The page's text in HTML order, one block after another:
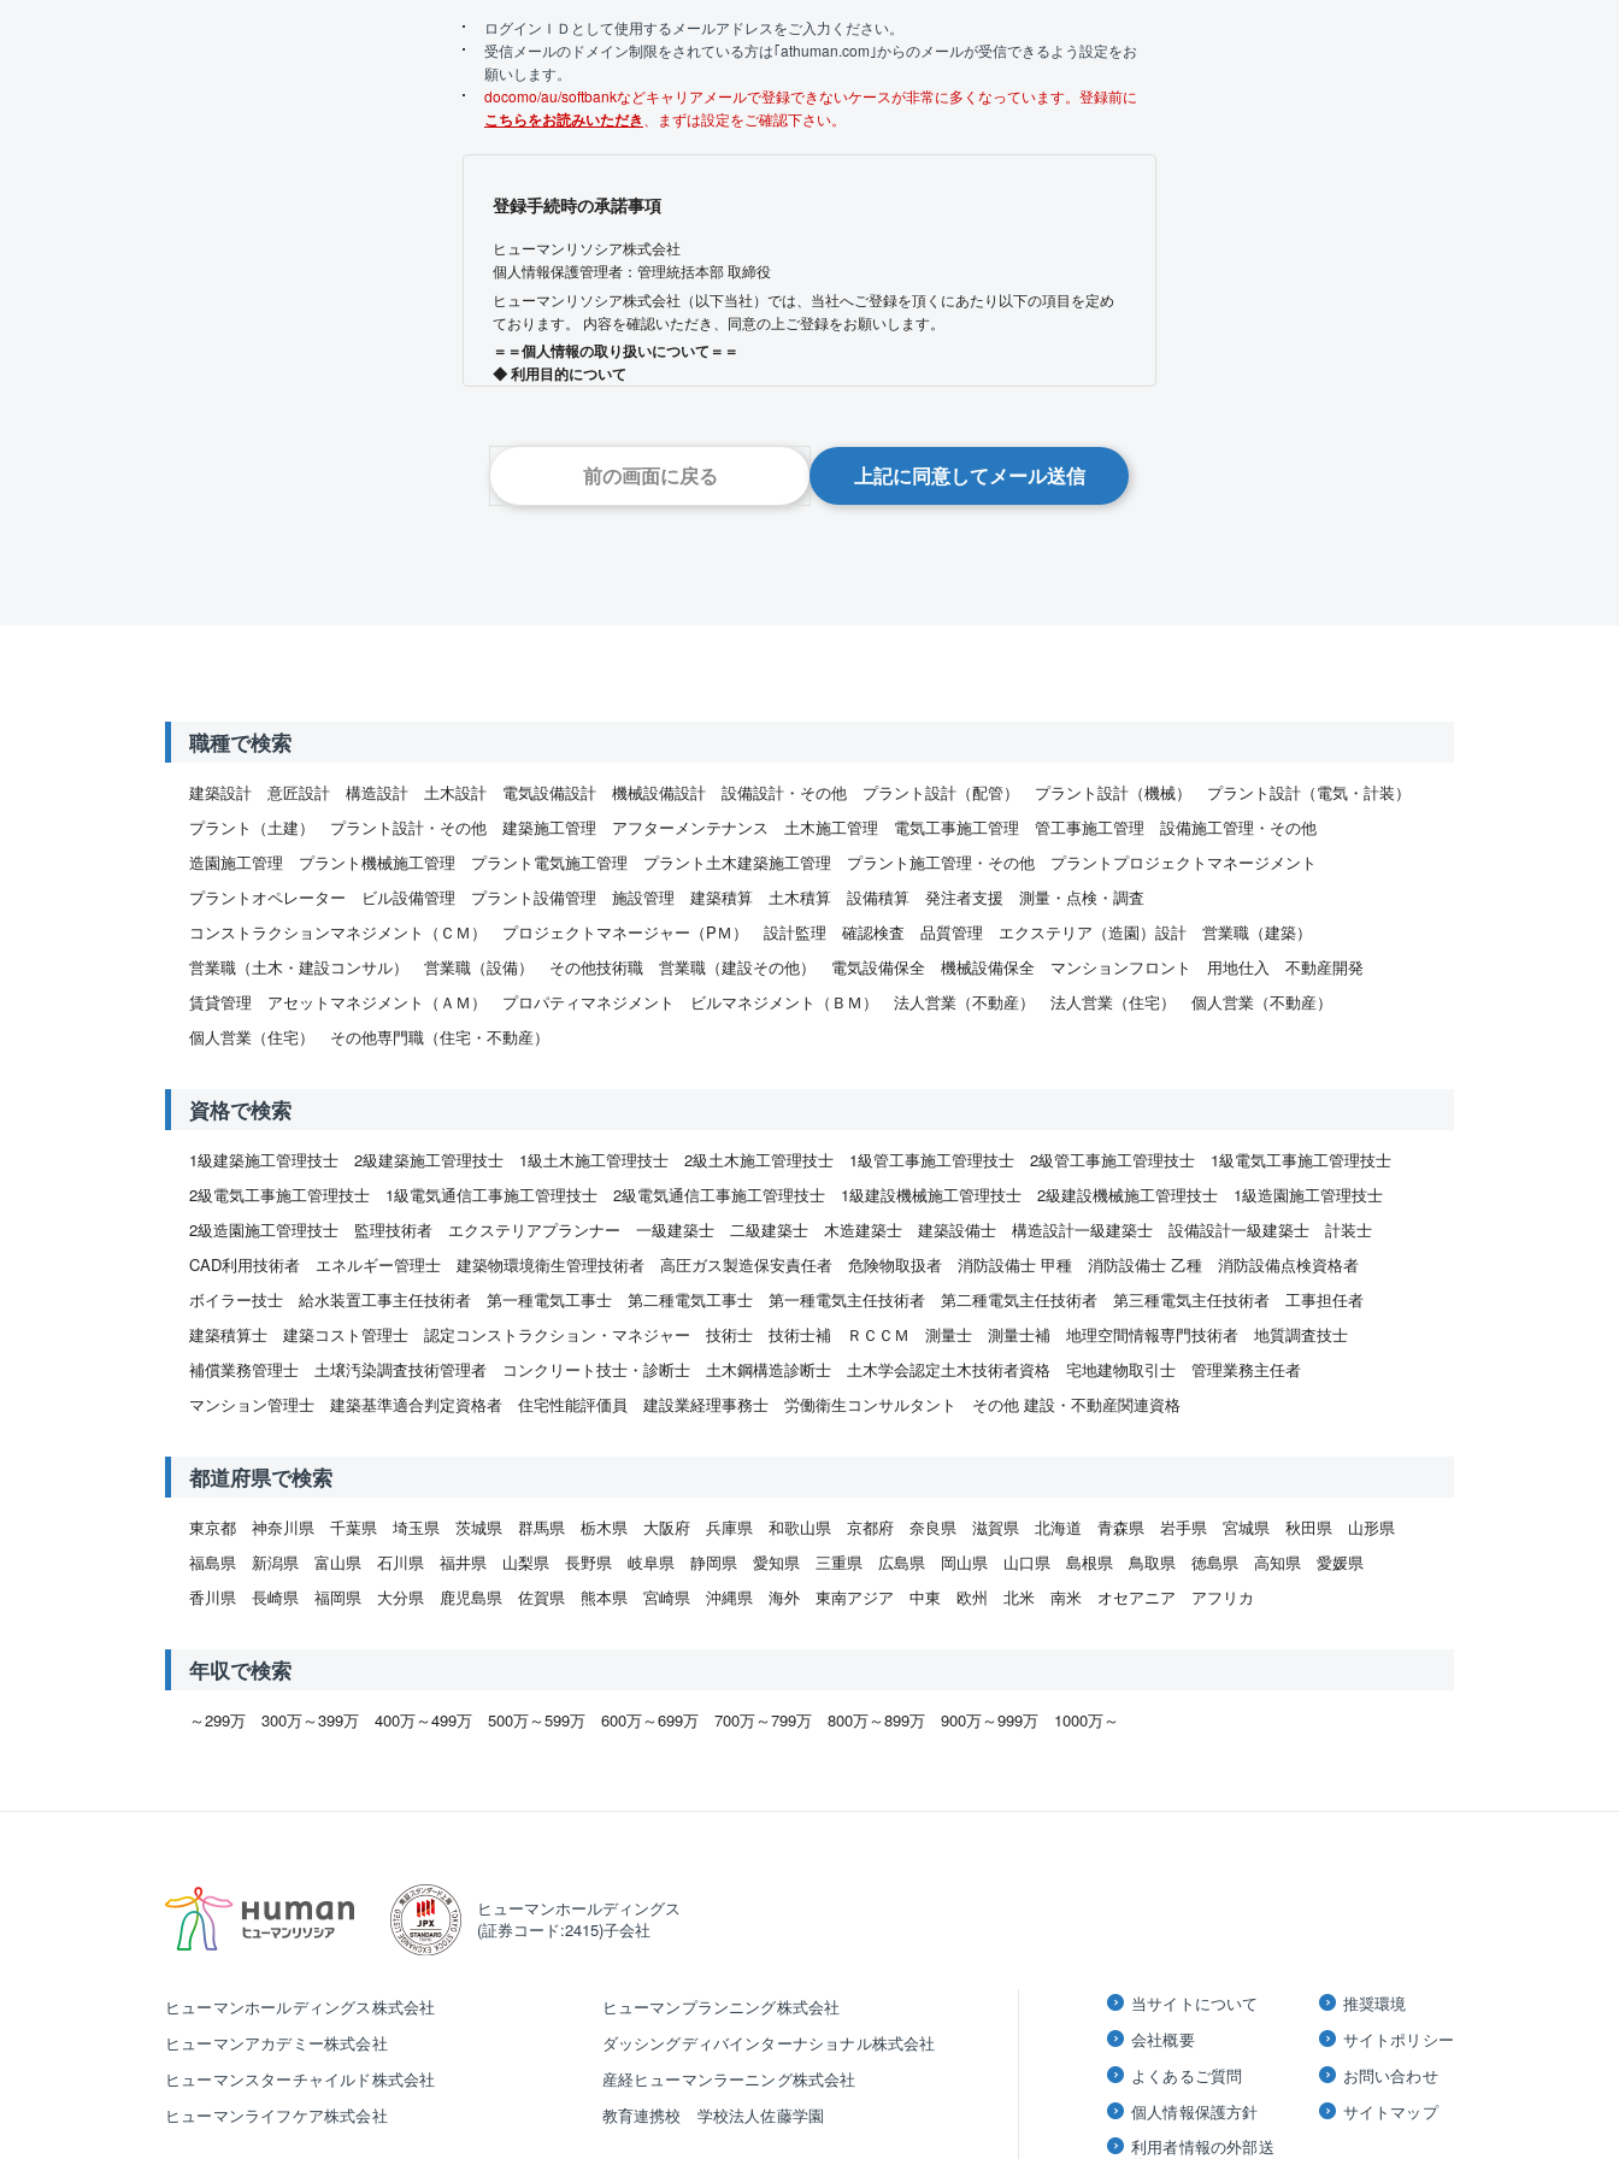
ログインＩＤとして使用するメールアドレスをご入力ください。
受信メールのドメイン制限をされている方は｢athuman.com｣からのメールが受信できるよう設定をお
願いします。
docomo/au/softbankなどキャリアメールで登録できないケースが非常に多くなっています。登録前に
こちらをお読みいただき 、まずは設定をご確認下さい。
登録手続時の承諾事項
ヒューマンリソシア株式会社
個人情報保護管理者：管理統括本部 取締役
ヒューマンリソシア株式会社（以下当社）では、当社へご登録を頂くにあたり以下の項目を定め
ております。 内容を確認いただき、同意の上ご登録をお願いします。
＝＝個人情報の取り扱いについて＝＝
◆ 利用目的について
キャリアカウンセリングやその他ご相談に関する面談の日時設定に関するご連絡
最適な求人情報のご案内・ご説明に関するご連絡
各種問合せ・相談に対するご連絡
【2】転職支援に関する新たなサービスのご案内
【4】法令に基づく対応(関連法規に基づくご転職後の在籍確認を含む)
【5】当社に希望されたサービス（各種証明書の発行・福利厚生・プレゼント等の発送なども含
む）の提供
味・関心に応じたサービス・求人情報のご案内、広告配信などのマーケティング活動やアンケー
ト調査
【7】弊社もしくは弊社グループ会社の開催する研修・セミナー等に関するご案内
◆ 提供について
弊社サービスを利用された方や、 他媒体を並行してご利用されていた方で、転職先が決定・ご入
社された場合、 次のとおり個人情報を第三者に開示する場合があります。 なお、該当するかどう
かについては、ご利用のサービスの利用規約等にてご確認いただくか、弊社担当者にお問い合わ
せください。
・ダイレクトリクルーティングサービスを経由した場合、そのサービス事業者
・他の人材紹介エージェントを並行利用した場合、そのサービス事業者
当該サービス事業者と当社との契約に基づく義務を履行するため
<提供する情報>
労働条件通知の内容または当社におけるご本人との対応履歴のうち当該サービス事業者の指示す
る事柄
◆ 委託について
どを目的として個人情報を委託する場合があります。
◆ 開示等の手続きについて
◆ 個人情報を与える事の任意性及び当該情報を与えなかった場合に生じる結果について
当社では、お客様のウェブ体験の向上や、お客様ごとにパーソナライズしたコンテンツ・広告の
利用目的については、 以下URLより詳細をご確認いただき、設定ください。
https://kensetsutenshokunavi.jp/c/transmission/
連絡いただきますよう、お願い申し上げます。
※こちらは「個人情報」に関する問合せ先です。登録・応募およびWEBに関する問合せ先ではござ
ヒューマンリソシア株式会社 お客様相談窓口
電話：0120-03-7837
前の画面に戻る 上記に同意してメール送信
職種で検索
建築設計 意匠設計 構造設計 土木設計 電気設備設計 機械設備設計 設備設計・その他 プラント設計（配管） プラント設計（機械）
プラント設計（電気・計装）
プラント（土建）
プラント設計・その他 建築施工管理 アフターメンテナンス 土木施工管理 電気工事施工管理 管工事施工管理
設備施工管理・その他
造園施工管理
プラント機械施工管理 プラント電気施工管理 プラント土木建築施工管理 プラント施工管理・その他
プラントプロジェクトマネージメント
プラントオペレーター
ビル設備管理 プラント設備管理 施設管理 建築積算 土木積算 設備積算 発注者支援
測量・点検・調査
コンストラクションマネジメント（ＣＭ）
プロジェクトマネージャー（PＭ） 設計監理 確認検査 品質管理 エクステリア（造園）設計
営業職（建築）
営業職（土木・建設コンサル）
営業職（設備） その他技術職 営業職（建設その他） 電気設備保全 機械設備保全 マンションフロント 用地仕入
不動産開発
賃貸管理
アセットマネジメント（ＡＭ） プロパティマネジメント ビルマネジメント（ＢＭ） 法人営業（不動産） 法人営業（住宅）
個人営業（不動産）
個人営業（住宅）
その他専門職（住宅・不動産）
資格で検索
1級建築施工管理技士 2級建築施工管理技士 1級土木施工管理技士 2級土木施工管理技士 1級管工事施工管理技士 2級管工事施工管理技士
1級電気工事施工管理技士
2級電気工事施工管理技士
1級電気通信工事施工管理技士 2級電気通信工事施工管理技士 1級建設機械施工管理技士 2級建設機械施工管理技士
1級造園施工管理技士
2級造園施工管理技士
監理技術者 エクステリアプランナー 一級建築士 二級建築士 木造建築士 建築設備士 構造設計一級建築士 設備設計一級建築士
計装士
CAD利用技術者
エネルギー管理士 建築物環境衛生管理技術者 高圧ガス製造保安責任者 危険物取扱者 消防設備士 甲種 消防設備士 乙種
消防設備点検資格者
ボイラー技士
給水装置工事主任技術者 第一種電気工事士 第二種電気工事士 第一種電気主任技術者 第二種電気主任技術者 第三種電気主任技術者
工事担任者
建築積算士
建築コスト管理士 認定コンストラクション・マネジャー 技術士 技術士補 ＲＣＣＭ 測量士 測量士補 地理空間情報専門技術者
地質調査技士
補償業務管理士
土壌汚染調査技術管理者 コンクリート技士・診断士 土木鋼構造診断士 土木学会認定土木技術者資格 宅地建物取引士
管理業務主任者
マンション管理士
建築基準適合判定資格者 住宅性能評価員 建設業経理事務士 労働衛生コンサルタント その他 建設・不動産関連資格
都道府県で検索
東京都 神奈川県 千葉県 埼玉県 茨城県 群馬県 栃木県 大阪府 兵庫県 和歌山県 京都府 奈良県 滋賀県 北海道 青森県 岩手県 宮城県 秋田県
山形県
福島県
新潟県 富山県 石川県 福井県 山梨県 長野県 岐阜県 静岡県 愛知県 三重県 広島県 岡山県 山口県 島根県 鳥取県 徳島県 高知県
愛媛県
香川県
長崎県 福岡県 大分県 鹿児島県 佐賀県 熊本県 宮崎県 沖縄県 海外 東南アジア 中東 欧州 北米 南米 オセアニア アフリカ
年収で検索
～299万 300万～399万 400万～499万 500万～599万 600万～699万 700万～799万 800万～899万 900万～999万 1000万～
ヒューマンホールディングス
(証券コード:2415)子会社
ヒューマンホールディングス株式会社
ヒューマンアカデミー株式会社
ヒューマンスターチャイルド株式会社
ヒューマンライフケア株式会社
ヒューマンプランニング株式会社
ダッシングディバインターナショナル株式会社
産経ヒューマンラーニング株式会社
教育連携校 学校法人佐藤学園
当サイトについて
会社概要
よくあるご質問
個人情報保護方針
利用者情報の外部送
推奨環境
サイトポリシー
お問い合わせ
サイトマップ